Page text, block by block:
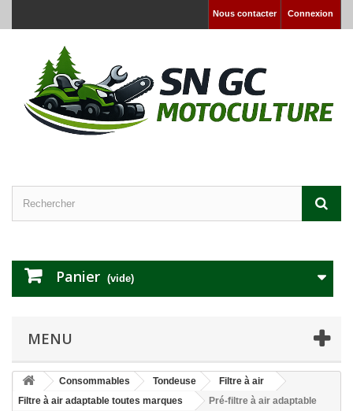
Connexion
Nous contacter
Panier (vide)
MENU
Consommables Tondeuse
Filtre à air
Filtre à air adaptable toutes marques
Pré-filtre à air adaptable